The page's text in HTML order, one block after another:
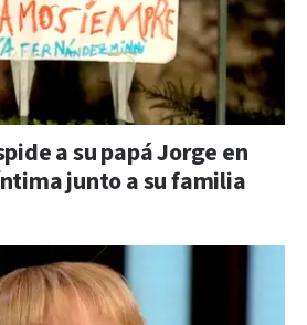
a su papá Jorge en
junto a su familia